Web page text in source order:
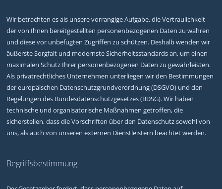
Wir betrachten es als unsere vorrangige Aufgabe, die Vertraulichkeit
der von Ihnen bereitgestellten personenbezogenen Daten zu wahren
und diese vor unbefugten Zugriffen zu schützen. Deshalb wenden wir
äußerste Sorgfalt und modernste Sicherheitsstandards an, um einen
maximalen Schutz Ihrer personenbezogenen Daten zu gewährleisten.
Als privatrechtliches Unternehmen unterliegen wir den Bestimmungen
der europäischen Datenschutzgrundverordnung (DSGVO) und den
Regelungen des Bundesdatenschutzgesetzes (BDSG). Wir haben
technische und organisatorische Maßnahmen getroffen, die
sicherstellen, dass die Vorschriften über den Datenschutz sowohl von
uns, als auch von unseren externen Dienstleistern beachtet werden.
Begriffsbestimmung